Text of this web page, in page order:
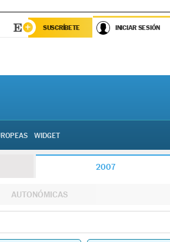
SUSCRÍBETE INICIAR SESIÓN
WIDGET
2007
AUTONÓMICAS